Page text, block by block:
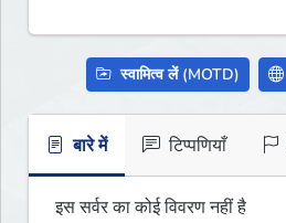
स्वामित्व लें (MOTD)
बारे में टिप्पणियाँ
इस सर्वर का कोई विवरण नहीं है